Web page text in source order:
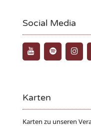
Social Media
Karten
Karten zu unseren